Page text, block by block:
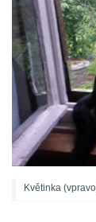
Květinka